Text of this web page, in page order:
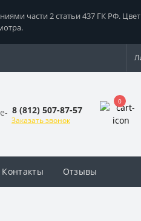
части 2 статьи 437 ГК РФ. Цвет
8 (812) 507-87-57
Заказать звонок
0
Контакты Отзывы